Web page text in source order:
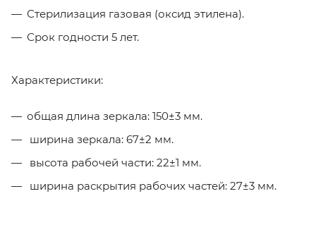
Стерилизация газовая (оксид этилена).
Срок годности 5 лет.
Характеристики:
общая длина зеркала: 150±3 мм.
ширина зеркала: 67±2 мм.
высота рабочей части: 22±1 мм.
ширина раскрытия рабочих частей: 27±3 мм.